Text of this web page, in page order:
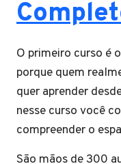
O primeiro curso é
porque quem
quer aprender
nesse curso você
compreender o
São mãos de 300